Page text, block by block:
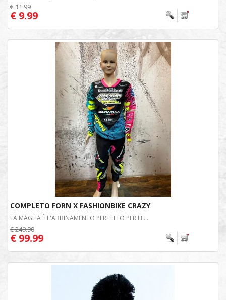
€ 11.99
€ 9.99
COMPLETO FORN X FASHIONBIKE CRAZY
LA MAGLIA È L'ABBINAMENTO PERFETTO PER LE...
€ 249.90
€ 99.99